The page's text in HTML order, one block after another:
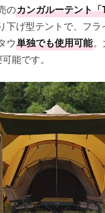
のカンガルーテント
下げ型テントで、フラ
ウ単独でも使用可能
能です。